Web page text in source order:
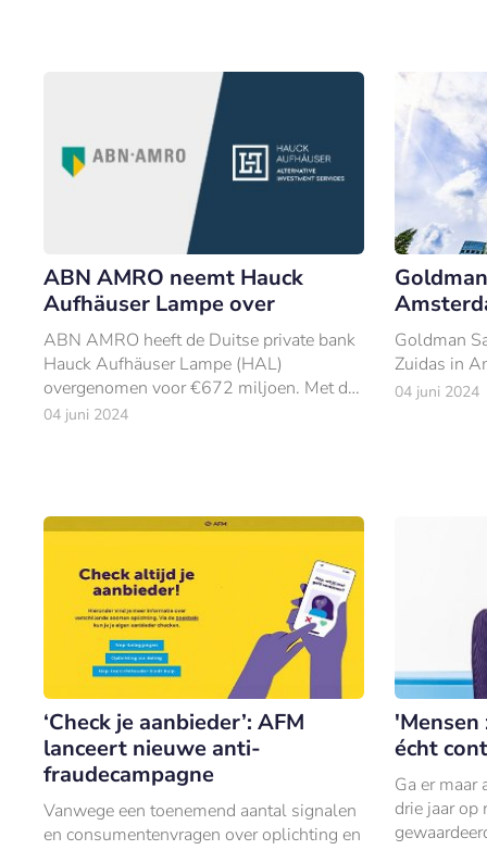
ABN AMRO neemt Hauck
Aufhäuser Lampe over
ABN AMRO heeft de Duitse private bank
Hauck Aufhäuser Lampe (HAL)
overgenomen voor €672 miljoen. Met de
deal breidt ABN AMRO zijn positie op de
04 juni 2024
Goldman
Zuidas in
04 juni 2024
‘Check je aanbieder’: AFM
lanceert nieuwe anti-
fraudecampagne
Vanwege een toenemend aantal signalen
en consumentenvragen over oplichting en
écht
Ga er maar
drie jaar op